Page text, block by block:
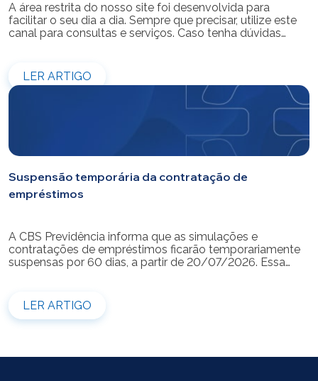
A área restrita do nosso site foi desenvolvida para
facilitar o seu dia a dia. Sempre que precisar, utilize este
canal para consultas e serviços. Caso tenha dúvidas
LER ARTIGO
Suspensão temporária da contratação de
empréstimos
A CBS Previdência informa que as simulações e
contratações de empréstimos ficarão temporariamente
suspensas por 60 dias, a partir de 20/07/2026. Essa
realizar novas simulações ou contratar empréstimos
pelos canais disponibilizados pela CBS Previdência.
Recomendamos que os participantes que […]
LER ARTIGO